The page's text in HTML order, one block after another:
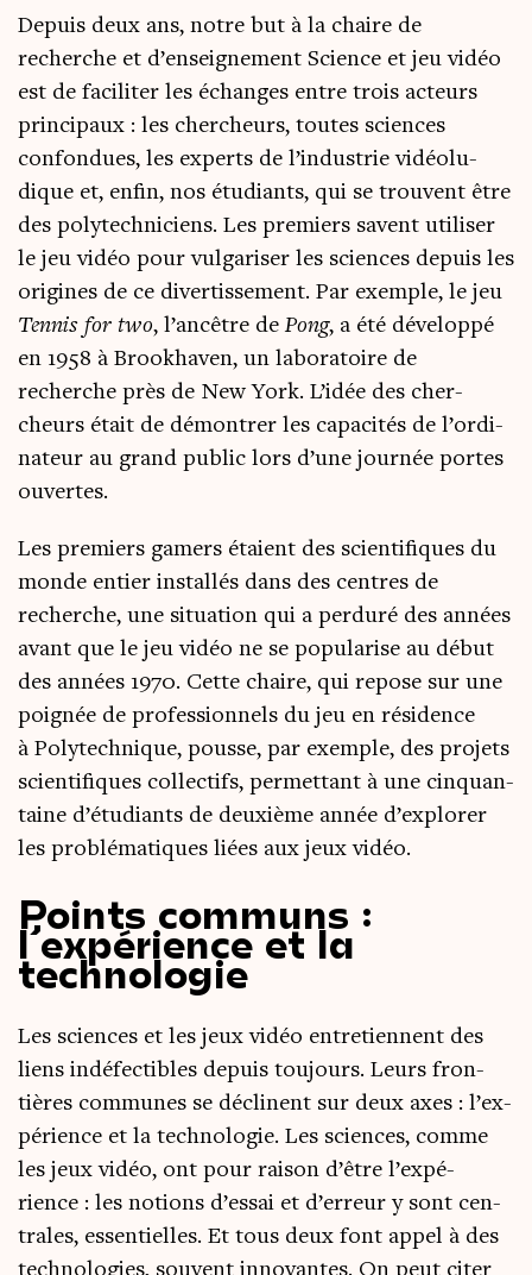
Depuis deux ans, notre but à la chaire de
recherche et d’en­sei­gne­ment Science et jeu vidéo
est de faci­li­ter les échanges entre trois acteurs
prin­ci­paux : les cher­cheurs, toutes sciences
confon­dues, les experts de l’in­dus­trie vidéo­lu­
dique et, enfin, nos étu­diants, qui se trouvent être
des poly­tech­ni­ciens. Les pre­miers savent uti­li­ser
le jeu vidéo pour vul­ga­ri­ser les sciences depuis les
ori­gines de ce diver­tis­se­ment. Par exemple, le jeu
Ten­nis for two, l’an­cêtre de Pong, a été déve­lop­pé
en 1958 à Broo­kha­ven, un labo­ra­toire de
recherche près de New York. L’i­dée des cher­
cheurs était de démon­trer les capa­ci­tés de l’or­di­
na­teur au grand public lors d’une jour­née portes
ouvertes.
Les pre­miers gamers étaient des scien­ti­fiques du
monde entier ins­tal­lés dans des centres de
recherche, une situa­tion qui a per­du­ré des années
avant que le jeu vidéo ne se popu­la­rise au début
des années 1970. Cette chaire, qui repose sur une
poi­gnée de pro­fes­sion­nels du jeu en rési­dence
à Poly­tech­nique, pousse, par exemple, des pro­jets
scien­ti­fiques col­lec­tifs, per­met­tant à une cin­quan­
taine d’étudiants de deuxième année d’explorer
les pro­blé­ma­tiques liées aux jeux vidéo.
Points communs :
l’expérience et la
technologie
Les sciences et les jeux vidéo entre­tiennent des
liens indé­fec­tibles depuis tou­jours. Leurs fron­
tières com­munes se déclinent sur deux axes : l’ex­
pé­rience et la tech­no­lo­gie. Les sciences, comme
les jeux vidéo, ont pour rai­son d’être l’ex­pé­
rience : les notions d’es­sai et d’erreur y sont cen­
trales, essen­tielles. Et tous deux font appel à des
tech­no­lo­gies, sou­vent inno­vantes. On peut citer